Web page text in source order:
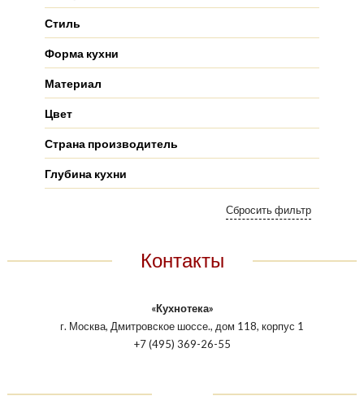
Стиль
Форма кухни
Материал
Цвет
Страна производитель
Глубина кухни
Контакты
«Кухнотека»
г. Москва, Дмитровское шоссе., дом 118, корпус 1
+7 (495) 369-26-55